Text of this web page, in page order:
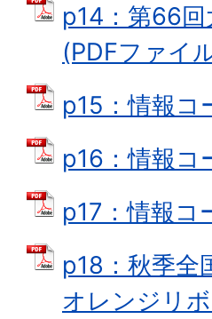
p14：第66
(PDFファイ
p15：情報コ
p16：情報コ
p17：情報コ
p18：秋季全
オレンジリ